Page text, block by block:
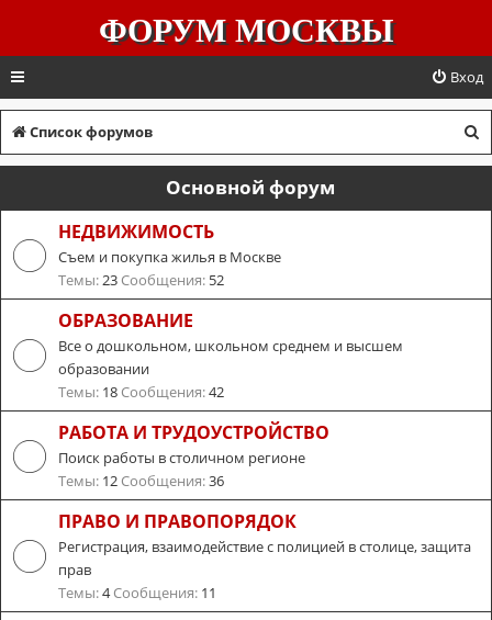
ФОРУМ МОСКВЫ
Вход
Список форумов
о
Основной форум
НЕДВИЖИМОСТЬ
Съем и покупка жилья в Москве
Темы:23 Сообщения: 52
ОБРАЗОВАНИЕ
Все о дошкольном, школьном среднем и высшем
образовании
Темы: 18 Сообщения:42
РАБОТА И ТРУДОУСТРОЙСТВО
Поиск работы в столичном регионе
Темы: 12 Сообщения:36
ПРАВО И ПРАВОПОРЯДОК
Регистрация, взаимодействие с полицией в столице, защита
прав
Темы:4Сообщения: 11